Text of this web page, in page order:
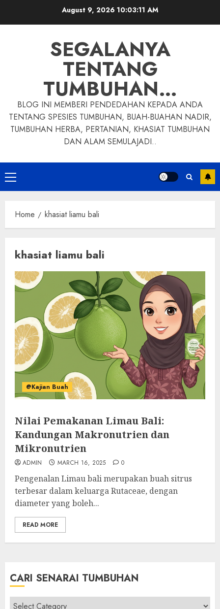
August 9, 2026 10:03:12 AM
SEGALANYA
TENTANG
TUMBUHAN…
BLOG INI MEMBERI PENDEDAHAN KEPADA ANDA
TENTANG SPESIES TUMBUHAN, BUAH-BUAHAN NADIR,
TUMBUHAN HERBA, PERTANIAN, KHASIAT TUMBUHAN
DAN ALAM SEMULAJADI..
Primary
Menu
Home khasiat liamu bali
khasiat liamu bali
@Kajian Buah
Nilai Pemakanan Limau Bali:
Kandungan Makronutrien dan
Mikronutrien
ADMIN MARCH 16, 2025 0
Pengenalan Limau bali merupakan buah sitrus
terbesar dalam keluarga Rutaceae, dengan
diameter yang boleh...
READ MORE
CARI SENARAI TUMBUHAN
Cari